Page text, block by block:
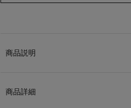
商品説明
商品詳細